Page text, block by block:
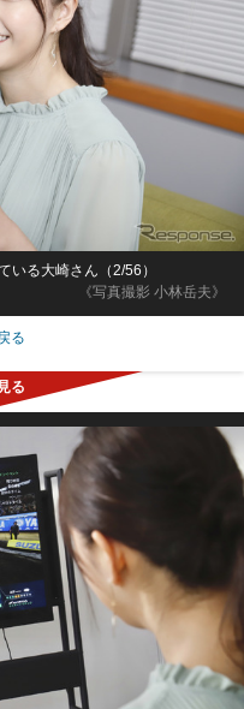
《写真撮影 小林岳夫》
いる大崎さん（2/56）
る